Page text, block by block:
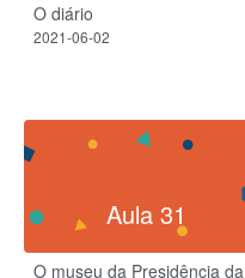
O diário
2021-06-02
Aula 31
O museu da Presidência da